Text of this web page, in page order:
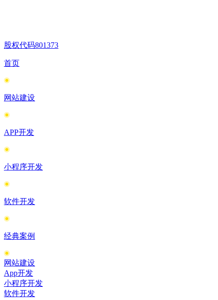
股权代码801373
首页
网站建设
APP开发
小程序开发
软件开发
经典案例
网站建设
App开发
小程序开发
软件开发